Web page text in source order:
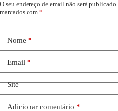
O seu endereço de email não será publicado.
marcados com *
Nome*
Email*
Site
Adicionar comentário *